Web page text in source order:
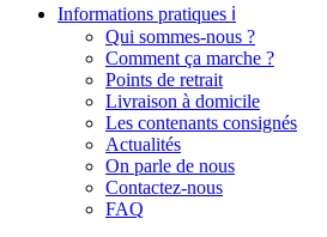
Informations pratiques ℹ️
Qui sommes-nous ?
Comment ça marche ?
Points de retrait
Livraison à domicile
Les contenants consignés
Actualités
On parle de nous
Contactez-nous
FAQ